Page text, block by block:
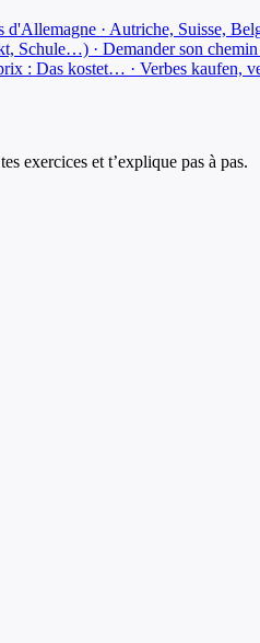
d'Allemagne · Autriche, Suisse,
Schule…) · Demander son
: Das kostet… · Verbes kaufen,
exercices et t’explique pas à pas.